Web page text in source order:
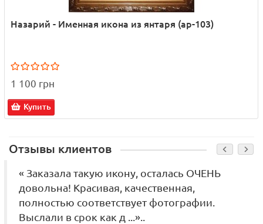
Назарий - Именная икона из янтаря (ар-103)
1 100 грн
Купить
Отзывы клиентов
« Заказала такую икону, осталась ОЧЕНЬ
довольна! Красивая, качественная,
полностью соответствует фотографии.
Выслали в срок как д ...»..